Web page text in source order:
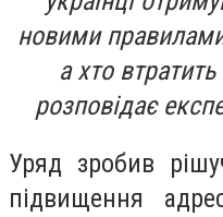
новими
а хто
розповідає
Уряд зробив
підвищення